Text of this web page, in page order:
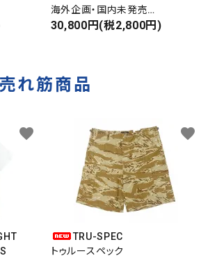
海外企画・国内未発売
WAIST BAG
30,800円(税2,800円)
売れ筋商品
favorite
TRU-SPEC
トゥルースペック
favorite